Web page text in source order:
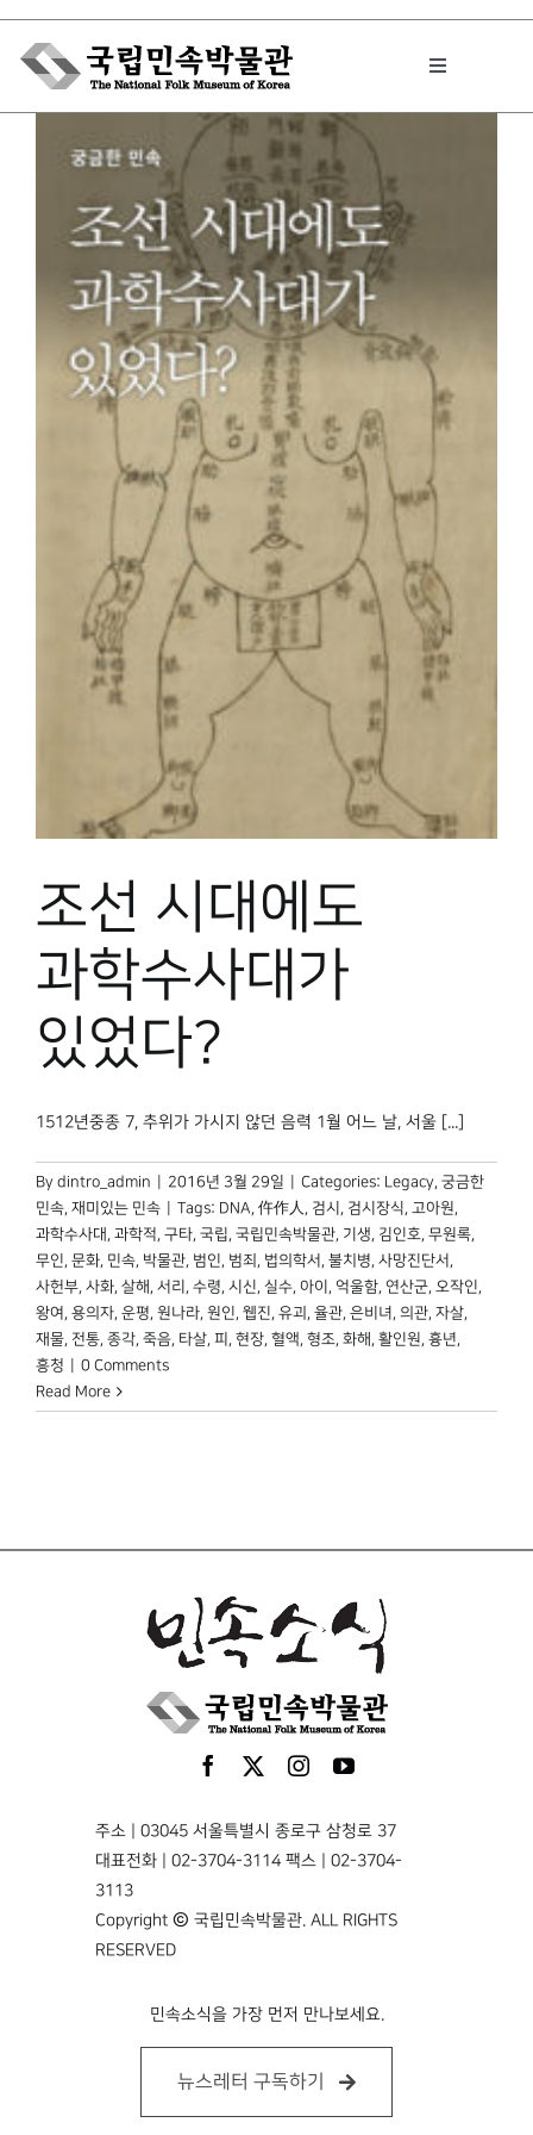
Skip
content
Toggle
박물관에서는
민속 인사이드
박물관 홈페이지
조선 시대에도
과학수사대가
있었다?
1512년중종 7, 추위가 가시지 않던 음력 1월 어느 날, 서울 [...]
By dintro_admin 2016년 3월 29일 Categories: Legacy, 궁금한
민속, 재미있는 민속 Tags: DNA, 仵作人 , 검시 , 검시장식, 고아원,
과학수사대 , 과학적, 구타, 국립, 국립민속박물관, 기생, 김인호, 무원록,
무인, 문화, 민속, 박물관, 범인, 범죄 , 법의학서 , 불치병, 사망진단서 ,
사헌부, 사화, 살해 , 서리 , 수령, 시신, 실수, 아이 , 억울함, 연산군, 오작인,
왕여 , 용의자, 운평, 원나라, 원인, 웹진, 유괴 , 율관, 은비녀 , 의관, 자살,
재물, 전통, 종각, 죽음, 타살, 피 , 현장, 혈액, 형조, 화해 , 활인원, 흉년,
흥청
0 Comments
Read More
주소 | 03045 서울특별시 종로구 삼청로 37
대표전화 | 02-3704-3114 팩스 | 02-3704-
3113
Copyright © 국립민속박물관. ALL RIGHTS
RESERVED
민속소식을 가장 먼저 만나보세요.
뉴스레터 구독하기